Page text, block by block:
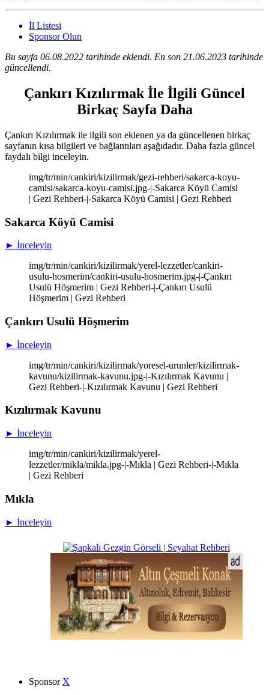
İl Listesi
Sponsor Olun
Bu sayfa 06.08.2022 tarihinde eklendi. En son 21.06.2023 tarihinde
güncellendi.
Çankırı Kızılırmak İle İlgili Güncel
Birkaç Sayfa Daha
Çankırı Kızılırmak ile ilgili son eklenen ya da güncellenen birkaç
sayfanın kısa bilgileri ve bağlantıları aşağıdadır. Daha fazla güncel
faydalı bilgi inceleyin.
img/tr/min/cankiri/kizilirmak/gezi-rehberi/sakarca-koyu-
camisi/sakarca-koyu-camisi.jpg-|-Sakarca Köyü Camisi
| Gezi Rehberi-|-Sakarca Köyü Camisi | Gezi Rehberi
Sakarca Köyü Camisi
► İnceleyin
img/tr/min/cankiri/kizilirmak/yerel-lezzetler/cankiri-
usulu-hosmerim/cankiri-usulu-hosmerim.jpg-|-Çankırı
Usulü Höşmerim | Gezi Rehberi-|-Çankırı Usulü
Höşmerim | Gezi Rehberi
Çankırı Usulü Höşmerim
► İnceleyin
img/tr/min/cankiri/kizilirmak/yoresel-urunler/kizilirmak-
kavunu/kizilirmak-kavunu.jpg-|-Kızılırmak Kavunu |
Gezi Rehberi-|-Kızılırmak Kavunu | Gezi Rehberi
Kızılırmak Kavunu
► İnceleyin
img/tr/min/cankiri/kizilirmak/yerel-
lezzetler/mikla/mikla.jpg-|-Mıkla | Gezi Rehberi-|-Mıkla
| Gezi Rehberi
Mıkla
► İnceleyin
Sponsor X